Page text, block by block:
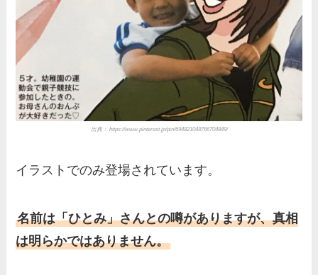
出典： https://www.pinterest.jp/pin/694821048766704849/
イラストでのみ登場されています。
名前は「ひとみ」さんとの噂がありますが、真相
は明らかではありません。